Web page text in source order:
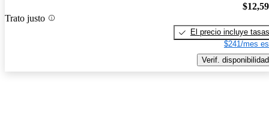
Trato justo
El precio incluye tasas
$241/mes
Verif. disponibilidad